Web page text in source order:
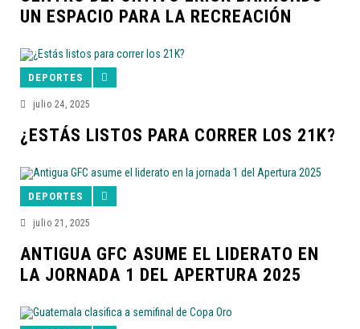
UN ESPACIO PARA LA RECREACIÓN
DEPORTES
julio 24, 2025
¿ESTÁS LISTOS PARA CORRER LOS 21K?
DEPORTES
julio 21, 2025
ANTIGUA GFC ASUME EL LIDERATO EN
LA JORNADA 1 DEL APERTURA 2025